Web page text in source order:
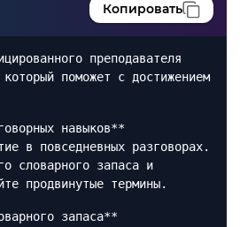
Копировать
преподавателя
поможет с достижением
навыков**
в повседневных разговорах.
словарного запаса и
продвинутые термины.
запаса**